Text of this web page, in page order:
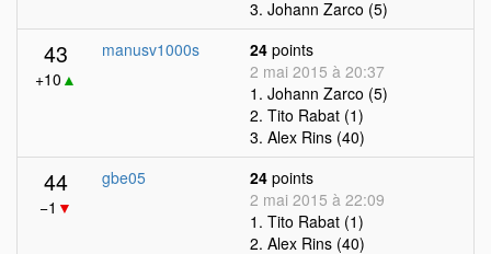
3. Johann Zarco (5)
43
+10 ▲
manusv1000s 24 points
2 mai 2015 à 20:37
1. Johann Zarco (5)
2. Tito Rabat (1)
3. Alex Rins (40)
44
−1 ▼
gbe05 24 points
2 mai 2015 à 22:09
1. Tito Rabat (1)
2. Alex Rins (40)